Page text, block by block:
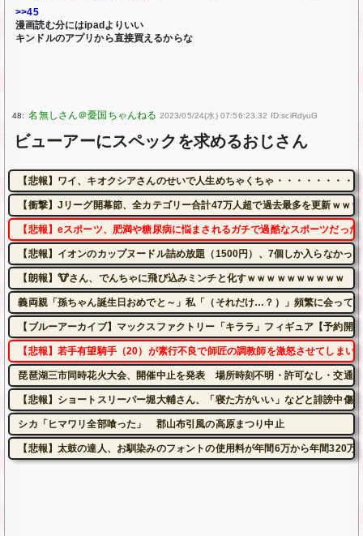
>>45
漫画読む分にはipadよりいい
キンドルのアプリから直接買えるからな
48: 2023/05/24(水) 07:56:23.32 ID:sciRdyuG
ビューアーにスペックを求めるおじさん
【悲報】ワイ、キオクシアさんのせいで人生めちゃくちゃ・・・・・・・・・
【衝撃】Jリーグ開幕節、全カテゴリー合計47万人超で過去最多を更新ｗｗ
【悲報】eスポーツ、肥満や糖尿病に悩まされるガチで過酷なスポーツだっ
【悲報】イオンのカップヌードル詰め放題（1500円）、7個しか入らなかっ
【朗報】🐮さん、でんちゃに飛び込みミンチと化すｗｗｗｗｗｗｗｗｗｗ
義両親「孫ちゃん誕生日おめでと～」私「（それだけ…？）」頻繁に会って
【ブルーアーカイブ】マックスファクトリー「キララ」フィギュア【予約開
【悲報】若手有望騎手（20）が素行不良で師匠の調教師を激怒させてしまい
琵琶湖三市同時花火大会、開催中止を発表 場所時刻不明・許可なし・交通
【悲報】ショートスリーパー堀大輔さん、「寝た方がいい」などと誹謗中傷
シカ「ヒマワリ全部喰った」 郡山布引風の高原まつり中止
【悲報】太鼓の達人、お馴染みのフォントの使用料が年間6万から年間320万